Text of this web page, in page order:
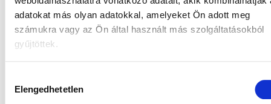
adatokat más olyan adatokkal, amelyeket Ön adott meg
számukra vagy az Ön által használt más szolgáltatásokból
gyűjtöttek.
kiválasztása
Elengedhetetlen
2026.07.15. Elemzés Hír portfolioblogger
Euróbevezetés és vagyonkezelés:
hogyan változhatnak meg a magyar
A Klasszis Média Braun Mártonnal és Rigó Gáborral
beszélgetett a vagyonkezelési portfóliók felépítéséről, a